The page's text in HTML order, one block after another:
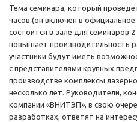
Тема семинара, который
часов (он включен в официальное
состоится в зале для семинаров
повышает производительность
участники будут иметь
с представителями крупных
производстве комплексы
несколько лет. Руководители,
компании «ВНИТЭП», в свою
разработках, ответят на